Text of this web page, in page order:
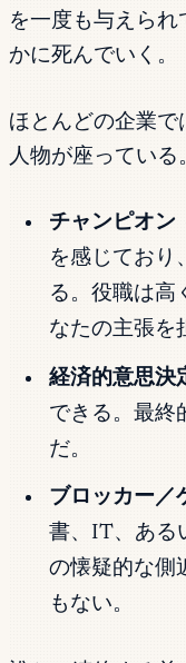
を一度も与えら
かに死んでいく。
ほとんどの企業
人物が座っている
チャンピオン
を感じており
る。役職は高
なたの主張を
経済的意思決
できる。最終
だ。
ブロッカー／
書、IT、ある
の懐疑的な側
もない。